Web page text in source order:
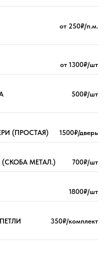
от 250₽/п.м.
от 1300₽/шт
500₽/шт
(ПРОСТАЯ) 1500₽/дверь
МЕТАЛ.) 700₽/шт
1800₽/шт
350₽/комплект